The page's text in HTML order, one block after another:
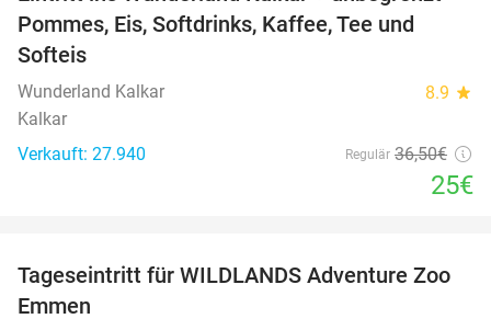
Pommes, Eis, Softdrinks, Kaffee, Tee und
Softeis
Wunderland Kalkar 8.9 star
Kalkar
Verkauft: 27.940
Regulär 36,50€
25€
24%
Tageseintritt für WILDLANDS Adventure Zoo
Emmen